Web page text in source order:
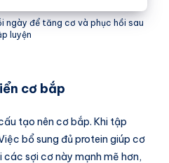
ngày để tăng cơ và phục hồi sau
luyện
cơ bắp
tạo nên cơ bắp. Khi tập
bổ sung đủ protein giúp cơ
sợi cơ này mạnh mẽ hơn,